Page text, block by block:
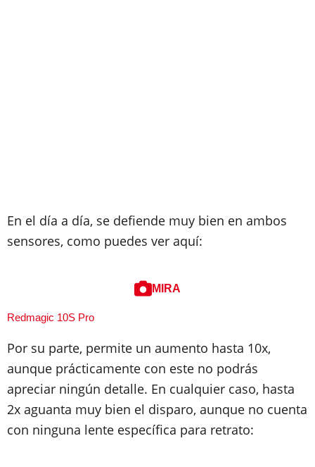
En el día a día, se defiende muy bien en ambos
sensores, como puedes ver aquí:
MIRA
Redmagic 10S Pro
Por su parte, permite un aumento hasta 10x,
aunque prácticamente con este no podrás
apreciar ningún detalle. En cualquier caso, hasta
2x aguanta muy bien el disparo, aunque no cuenta
con ninguna lente específica para retrato: